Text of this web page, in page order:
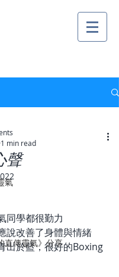
氣
直傳靈氣》分享
聲
1 min read
同學都很勤力
說改善了身體與情緒
出於藍，很好的Boxing